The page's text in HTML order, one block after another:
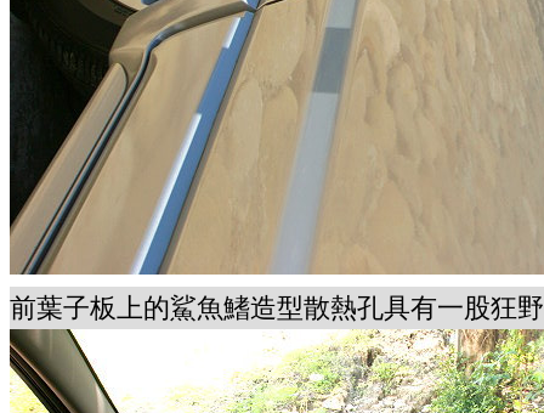
前葉子板上的鯊魚鰭造型散熱孔具有一股狂